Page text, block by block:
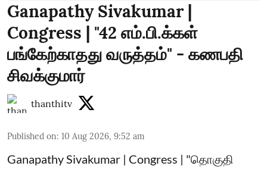
Ganapathy Sivakumar |
Congress | "42 எம்.பி.க்கள்
பங்கேற்காதது வருத்தம்" - கணபதி
சிவக்குமார்
thanthitv
Published on: 10 Aug 2026, 9:52 am
Ganapathy Sivakumar | Congress | "தொகுதி